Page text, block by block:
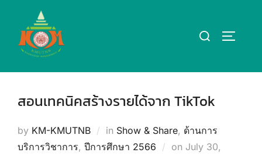
content
Search
สอนเทคนิคสร้างรายได้จาก TikTok
by KM-KMUTNB in Show & Share, ด้านการ
บริการวิชาการ, ปีการศึกษา 2566 on Posted
July 30,